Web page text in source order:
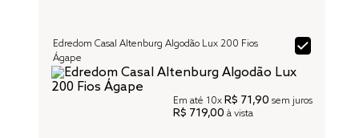
Edredom Casal Altenburg Algodão Lux 200 Fios
Ágape
Em até 10x R$ 71,90 sem juros
R$ 719,00 à vista